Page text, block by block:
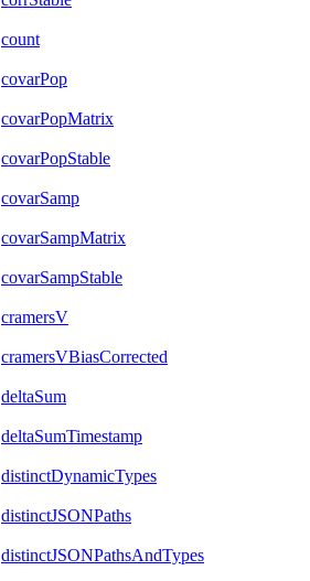
count
covarPop
covarPopMatrix
covarPopStable
covarSamp
covarSampMatrix
covarSampStable
cramersV
cramersVBiasCorrected
deltaSum
deltaSumTimestamp
distinctDynamicTypes
distinctJSONPaths
distinctJSONPathsAndTypes